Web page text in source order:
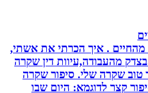
. איך הכרתי את אשתי,
דין שקרה
שקרה שלי. סיפור שקרה
לדוגמא: היום שבו